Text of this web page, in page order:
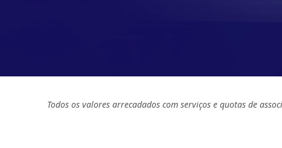
Todos os valores arrecadados com serviços e quotas de